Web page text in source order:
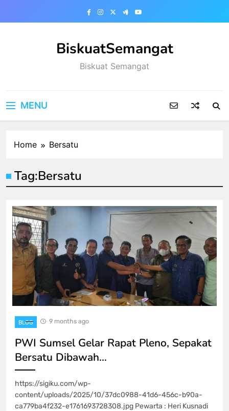
BiskuatSemangat
Biskuat Semangat
MENU
Home Bersatu
Tag:Bersatu
BLOG 9 months ago
PWI Sumsel Gelar Rapat Pleno, Sepakat
Bersatu Dibawah…
https://sigiku.com/wp-
content/uploads/2025/10/37dc0988-41d6-456c-b90a-
ca779ba4f232-e1761693728308.jpg Pewarta : Heri Kusnadi